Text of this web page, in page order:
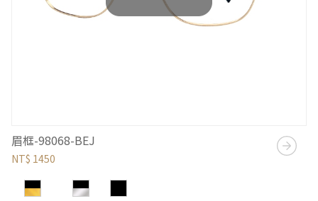
眉框-98068-BEJ
NT$ 1450